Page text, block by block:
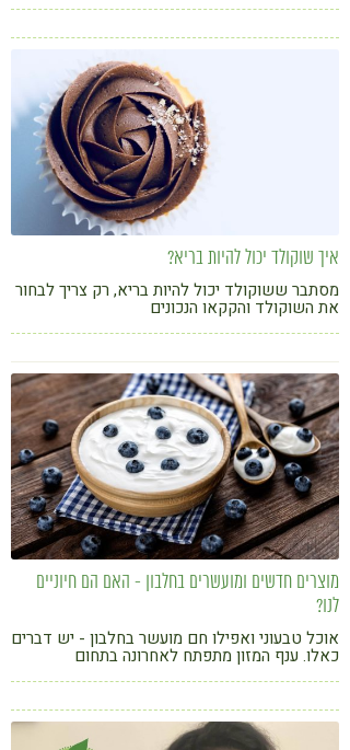
איך שוקולד יכול להיות בריא?
מסתבר ששוקולד יכול להיות בריא, רק צריך לבחור
את השוקולד והקקאו הנכונים
מוצרים חדשים ומועשרים בחלבון - האם הם חיוניים
לנו?
אוכל טבעוני ואפילו חם מועשר בחלבון - יש דברים
כאלו. ענף המזון מתפתח לאחרונה בתחום
המאכלים המועשרים בחלבון. האם המאכלים האלו
חיוניים לתזונתנו? כמה חלבון באמת יש בכל מנה?
כל המידע והמלצות מדיאטניות - לפניכם